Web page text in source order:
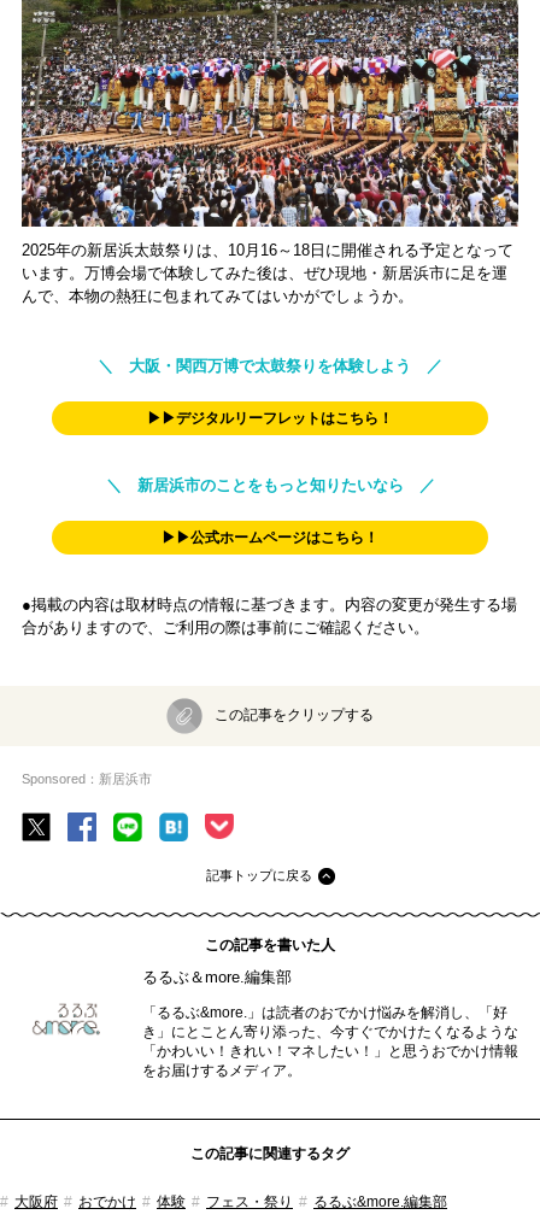
2025年の新居浜太鼓祭りは、10月16～18日に開催される予定となって
います。万博会場で体験してみた後は、ぜひ現地・新居浜市に足を運
んで、本物の熱狂に包まれてみてはいかがでしょうか。
＼ 大阪・関西万博で太鼓祭りを体験しよう ／
▶▶デジタルリーフレットはこちら！
＼ 新居浜市のことをもっと知りたいなら ／
▶▶公式ホームページはこちら！
●掲載の内容は取材時点の情報に基づきます。内容の変更が発生する場
合がありますので、ご利用の際は事前にご確認ください。
この記事をクリップする
Sponsored：新居浜市
記事トップに戻る
この記事を書いた人
るるぶ＆more.編集部
「るるぶ&more.」は読者のおでかけ悩みを解消し、「好
き」にとことん寄り添った、今すぐでかけたくなるような
「かわいい！きれい！マネしたい！」と思うおでかけ情報
をお届けするメディア。
この記事に関連するタグ
大阪府 おでかけ 体験 フェス・祭り るるぶ&more.編集部